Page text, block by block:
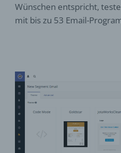
Wünschen entspricht,
mit bis zu 53 Email-